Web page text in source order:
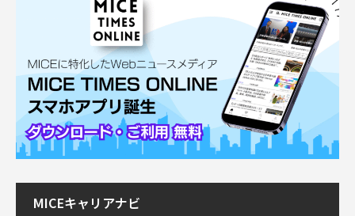
MICEキャリアナビ